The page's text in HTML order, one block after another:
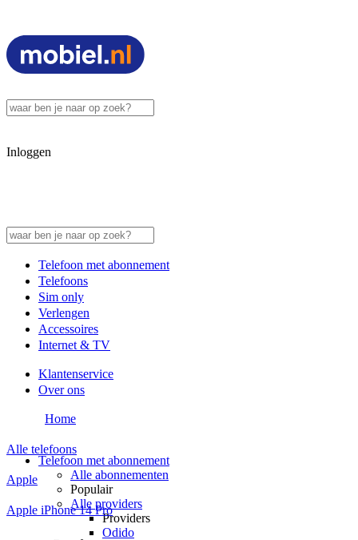
Inloggen
Telefoon met abonnement
Telefoons
Sim only
Verlengen
Accessoires
Internet & TV
Klantenservice
Over ons
Telefoon met abonnement
Alle abonnementen
Populair
Alle providers
Providers
Odido
Home
Alle telefoons
Apple
Apple iPhone 14 Pro